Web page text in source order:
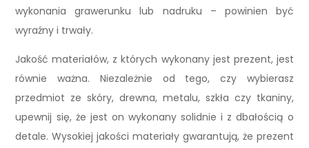
wykonania grawerunku lub nadruku – powinien być
wyraźny i trwały.
Jakość materiałów, z których wykonany jest prezent, jest
równie ważna. Niezależnie od tego, czy wybierasz
przedmiot ze skóry, drewna, metalu, szkła czy tkaniny,
upewnij się, że jest on wykonany solidnie i z dbałością o
detale. Wysokiej jakości materiały gwarantują, że prezent